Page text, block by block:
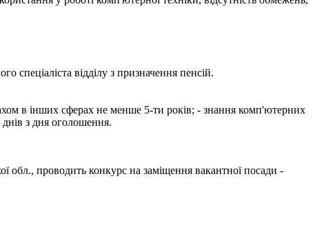
відділу з призначення пенсій.
в інших сферах не менше 5-ти років; - знання комп'ютерних
з дня оголошення.
обл., проводить конкурс на заміщення вакантної посади -